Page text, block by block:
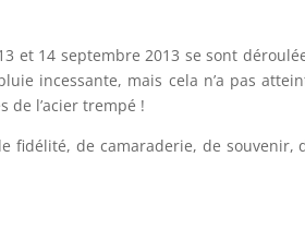
et 14 septembre 2013 se sont
incessante, mais cela n’a pas
de l’acier trempé !
fidélité, de camaraderie, de souvenir,